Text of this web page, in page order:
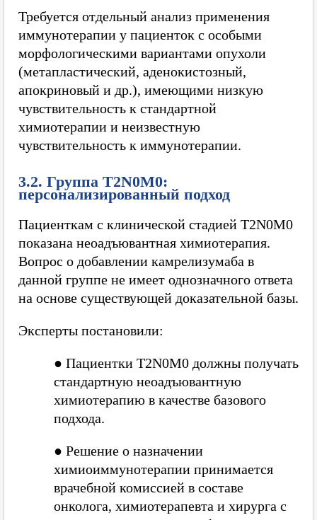
Требуется отдельный анализ применения
иммунотерапии у пациенток с особыми
морфологическими вариантами опухоли
(метапластический, аденокистозный,
апокриновый и др.), имеющими низкую
чувствительность к стандартной
химиотерапии и неизвестную
чувствительность к иммунотерапии.
3.2. Группа T2N0M0:
персонализированный подход
Пациенткам с клинической стадией T2N0M0
показана неоадъювантная химиотерапия.
Вопрос о добавлении камрелизумаба в
данной группе не имеет однозначного ответа
на основе существующей доказательной базы.
Эксперты постановили:
● Пациентки T2N0M0 должны получать
стандартную неоадъювантную
химиотерапию в качестве базового
подхода.
● Решение о назначении
химиоиммунотерапии принимается
врачебной комиссией в составе
онколога, химиотерапевта и хирурга с